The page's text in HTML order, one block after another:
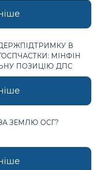
В
МІНФІН
ПОЗИЦІЮ ДПС
ЗЕМЛЮ ОСГ?